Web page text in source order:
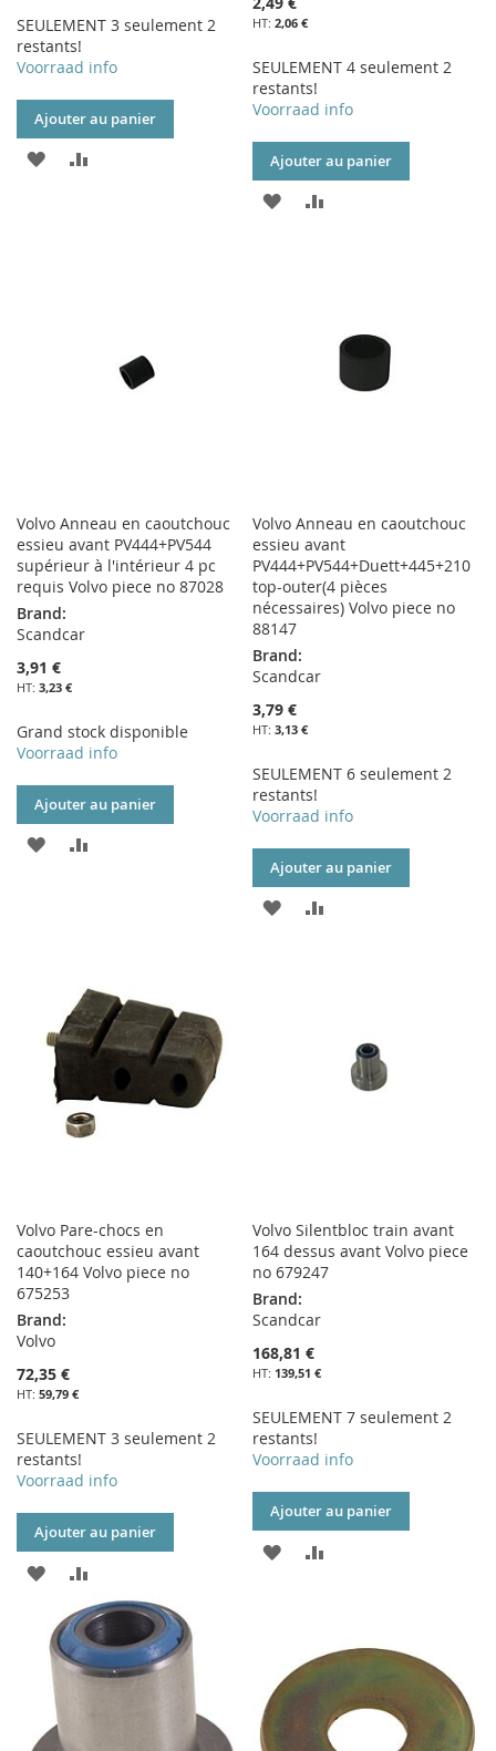
SEULEMENT 3 seulement 2
restants!
Voorraad info
Ajouter au panier
AJOUTER
2,06 €
SEULEMENT 4 seulement 2
restants!
Voorraad info
Ajouter au panier
AJOUTER
D’ENVIE
Volvo Anneau en caoutchouc
essieu avant PV444+PV544
supérieur à l'intérieur 4 pc
requis Volvo piece no 87028
Brand:
Scandcar
3,91 €
3,23 €
Grand stock disponible
Voorraad info
Ajouter au panier
AJOUTER
D’ENVIE
Volvo Anneau en caoutchouc
essieu avant
PV444+PV544+Duett+445+210
top-outer(4 pièces
nécessaires) Volvo piece no
88147
Brand:
Scandcar
3,79 €
3,13 €
SEULEMENT 6 seulement 2
restants!
Voorraad info
Ajouter au panier
AJOUTER
Volvo Pare-chocs en
caoutchouc essieu avant
140+164 Volvo piece no
675253
Brand:
Volvo
72,35 €
59,79 €
SEULEMENT 3 seulement 2
restants!
Voorraad info
Ajouter au panier
AJOUTER
MA
LISTE
D’ENVIE
AU
COMPARATEUR
Volvo Silentbloc train avant
164 dessus avant Volvo piece
no 679247
Brand:
Scandcar
168,81 €
139,51 €
SEULEMENT 7 seulement 2
restants!
Voorraad info
Ajouter au panier
AJOUTER
LISTE